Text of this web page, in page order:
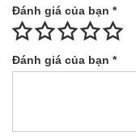
Đánh giá của bạn *
Đánh giá của bạn *